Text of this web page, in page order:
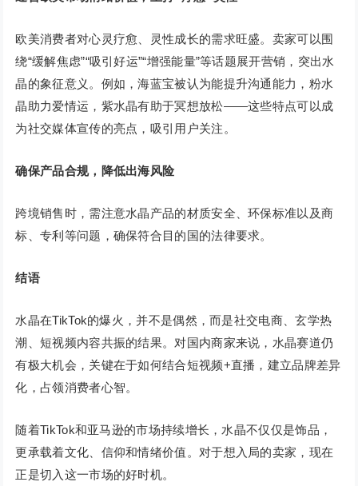
欧美消费者对心灵疗愈、灵性成长的需求旺盛。卖家可以围
绕“缓解焦虑”“吸引好运”“增强能量”等话题展开营销，突出水
晶的象征意义。例如，海蓝宝被认为能提升沟通能力，粉水
晶助力爱情运，紫水晶有助于冥想放松——这些特点可以成
为社交媒体宣传的亮点，吸引用户关注。
确保产品合规，降低出海风险
跨境销售时，需注意水晶产品的材质安全、环保标准以及商
标、专利等问题，确保符合目的国的法律要求。
结语
水晶在TikTok的爆火，并不是偶然，而是社交电商、玄学热
潮、短视频内容共振的结果。对国内商家来说，水晶赛道仍
有极大机会，关键在于如何结合短视频+直播，建立品牌差异
化，占领消费者心智。
随着TikTok和亚马逊的市场持续增长，水晶不仅仅是饰品，
更承载着文化、信仰和情绪价值。对于想入局的卖家，现在
正是切入这一市场的好时机。